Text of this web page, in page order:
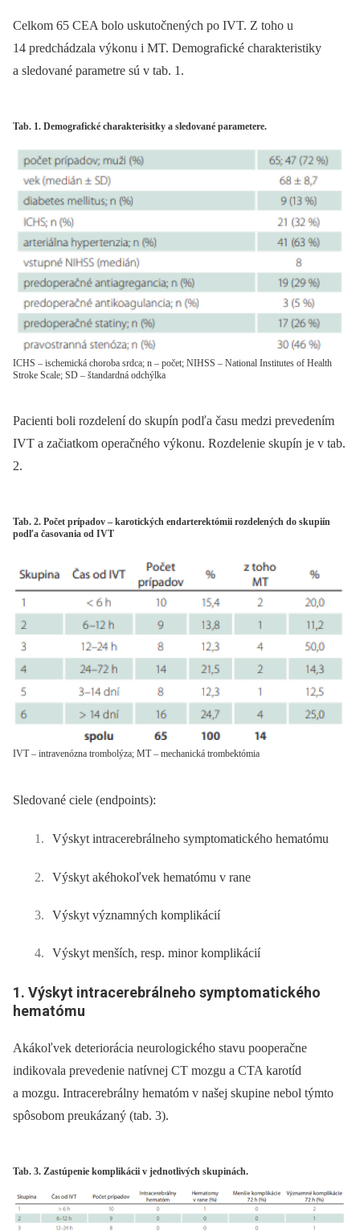
Celkom 65 CEA bolo uskutočnených po IVT. Z toho u
14 predchádzala výkonu i MT. Demografické charakteristiky
a sledované parametre sú v tab. 1.
Tab. 1. Demografické charakterisitky a sledované parametere.
ICHS – ischemická choroba srdca; n – počet; NIHSS – National Institutes of Health
Stroke Scale; SD – štandardná odchýlka
Pacienti boli rozdelení do skupín podľa času medzi prevedením
IVT a začiatkom operačného výkonu. Rozdelenie skupín je v tab.
2.
Tab. 2. Počet prípadov – karotických endarterektómii rozdelených do skupiín
podľa časovania od IVT
IVT – intravenózna trombolýza; MT – mechanická trombektómia
Sledované ciele (endpoints):
Výskyt intracerebrálneho symptomatického hematómu
Výskyt akéhokoľvek hematómu v rane
Výskyt významných komplikácií
Výskyt menších, resp. minor komplikácií
1. Výskyt intracerebrálneho symptomatického
hematómu
Akákoľvek deteriorácia neurologického stavu pooperačne
indikovala prevedenie natívnej CT mozgu a CTA karotíd
a mozgu. Intracerebrálny hematóm v našej skupine nebol týmto
spôsobom preukázaný (tab. 3).
Tab. 3. Zastúpenie komplikácii v jednotlivých skupinách.